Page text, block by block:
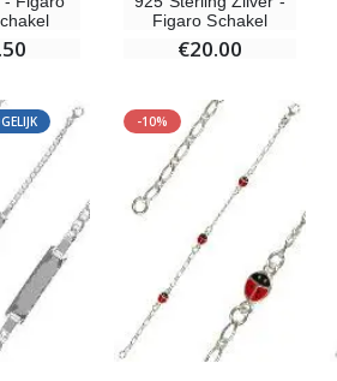
Figaro Schakel
€20.00
-10%